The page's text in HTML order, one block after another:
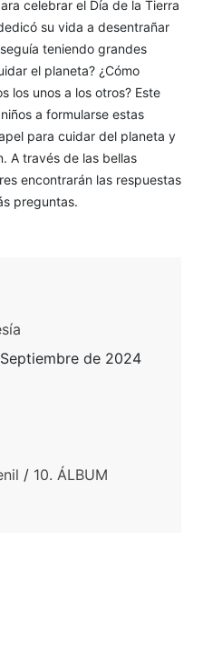
celebrar el Día de la Tierra
su vida a desentrañar
teniendo grandes
el planeta? ¿Cómo
los unos a los otros? Este
a formularse estas
para cuidar del planeta y
A través de las bellas
encontrarán las respuestas
preguntas.
de 2024
/ 10. ÁLBUM